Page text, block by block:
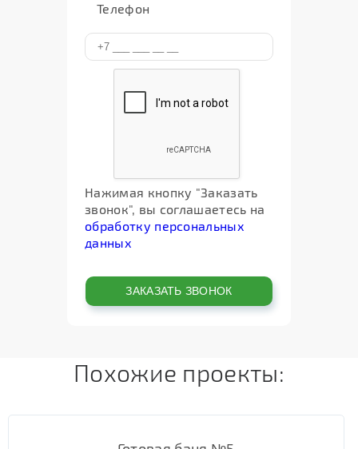
Телефон
Нажимая кнопку "Заказать
звонок", вы соглашаетесь на
обработку персональных
данных
Похожие проекты: